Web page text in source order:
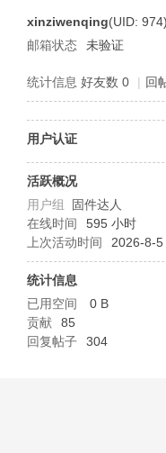
xinziwenqing(UID: 974)
邮箱状态
未验证
统计信息 好友数 0 | 回
用户认证
活跃概况
用户组
固件达人
在线时间
595 小时
上次活动时间
2026-8-5
统计信息
已用空间
0 B
贡献
85
回复帖子
304